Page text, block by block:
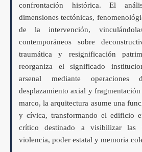
confrontación histórica. El
dimensiones tectónicas,
de la intervención,
contemporáneos sobre
traumática y resignificación
reorganiza el significado
arsenal mediante operaciones
desplazamiento axial y fragmentación
marco, la arquitectura asume una
y cívica, transformando el edificio
crítico destinado a visibilizar las
violencia, poder estatal y memoria